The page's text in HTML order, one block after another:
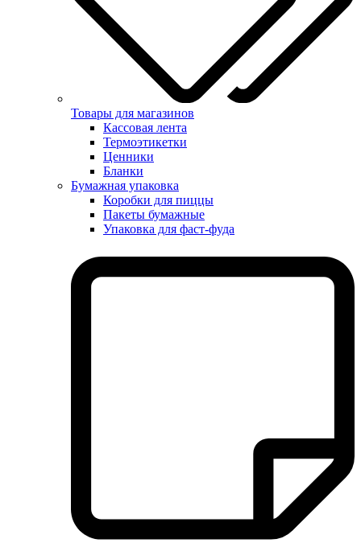
Товары для магазинов
Кассовая лента
Термоэтикетки
Ценники
Бланки
Бумажная упаковка
Коробки для пиццы
Пакеты бумажные
Упаковка для фаст-фуда